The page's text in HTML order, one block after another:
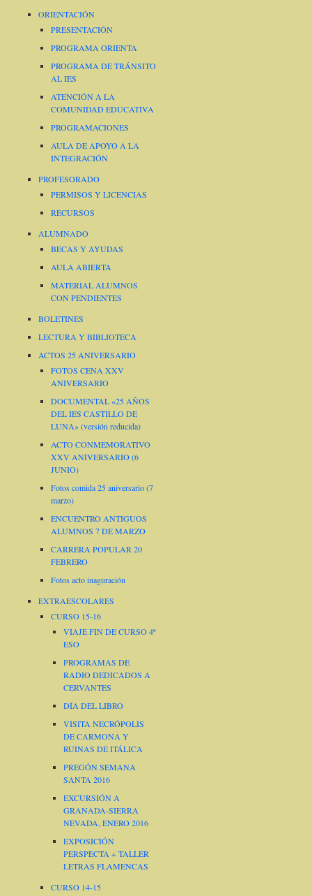
ORIENTACIÓN
PRESENTACIÓN
PROGRAMA ORIENTA
PROGRAMA DE TRÁNSITO
AL IES
ATENCIÓN A LA
COMUNIDAD EDUCATIVA
PROGRAMACIONES
AULA DE APOYO A LA
INTEGRACIÓN
PROFESORADO
PERMISOS Y LICENCIAS
RECURSOS
ALUMNADO
BECAS Y AYUDAS
AULA ABIERTA
MATERIAL ALUMNOS
CON PENDIENTES
BOLETINES
LECTURA Y BIBLIOTECA
ACTOS 25 ANIVERSARIO
FOTOS CENA XXV
ANIVERSARIO
DOCUMENTAL «25 AÑOS
DEL IES CASTILLO DE
LUNA» (versión reducida)
ACTO CONMEMORATIVO
XXV ANIVERSARIO (6
JUNIO)
Fotos comida 25 aniversario (7
marzo)
ENCUENTRO ANTIGUOS
ALUMNOS 7 DE MARZO
CARRERA POPULAR 20
FEBRERO
Fotos acto inaguración
EXTRAESCOLARES
CURSO 15-16
VIAJE FIN DE CURSO 4º
ESO
PROGRAMAS DE
RADIO DEDICADOS A
CERVANTES
DÍA DEL LIBRO
VISITA NECRÓPOLIS
DE CARMONA Y
RUINAS DE ITÁLICA
PREGÓN SEMANA
SANTA 2016
EXCURSIÓN A
GRANADA-SIERRA
NEVADA, ENERO 2016
EXPOSICIÓN
PERSPECTA + TALLER
LETRAS FLAMENCAS
CURSO 14-15